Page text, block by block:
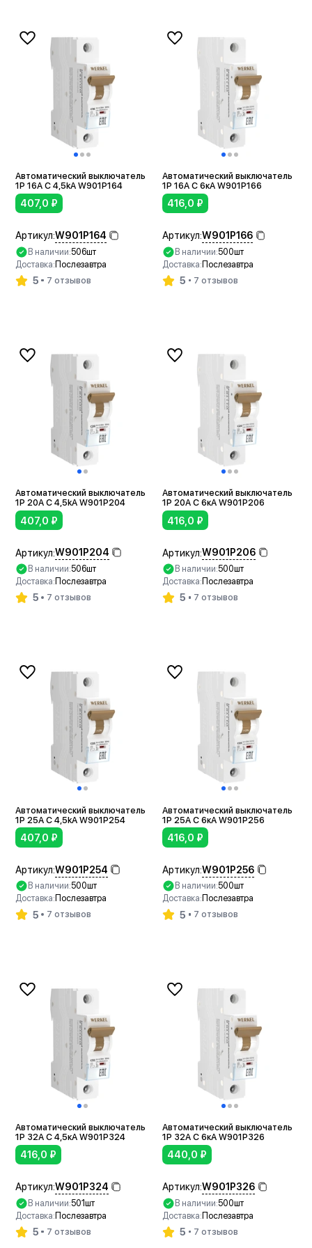
Автоматический выключатель
1P 16A C 4,5kА W901P164
407,0 ₽
Артикул:W901P164
В наличии:506шт
Доставка:Послезавтра
5 7 отзывов
Автоматический выключатель
1P 16A C 6кА W901P166
416,0 ₽
Артикул:W901P166
В наличии:500шт
Доставка:Послезавтра
5 7 отзывов
Автоматический выключатель
1P 20A C 4,5kА W901P204
407,0 ₽
Артикул:W901P204
В наличии:506шт
Доставка: Послезавтра
5 7 отзывов
Автоматический выключатель
1P 20A C 6кА W901P206
416,0 ₽
Артикул:W901P206
В наличии:500шт
Доставка: Послезавтра
5 7 отзывов
Автоматический выключатель
1P 25A C 4,5kА W901P254
407,0 ₽
Артикул:W901P254
В наличии:500шт
Доставка: Послезавтра
5 7 отзывов
Автоматический выключатель
1P 25A C 6кА W901P256
416,0 ₽
Артикул:W901P256
В наличии:500шт
Доставка: Послезавтра
5 7 отзывов
Автоматический выключатель
1P 32A C 4,5кА W901P324
416,0 ₽
Артикул:W901P324
В наличии:501шт
Доставка:Послезавтра
5 7 отзывов
Автоматический выключатель
1P 32A C 6кА W901P326
440,0 ₽
Артикул:W901P326
В наличии:500шт
Доставка:Послезавтра
5 7 отзывов